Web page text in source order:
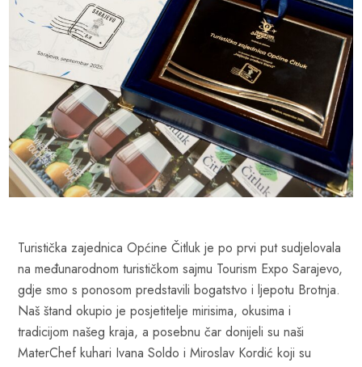
Turistička zajednica Općine Čitluk je po prvi put sudjelovala
na međunarodnom turističkom sajmu Tourism Expo Sarajevo,
gdje smo s ponosom predstavili bogatstvo i ljepotu Brotnja.
Naš štand okupio je posjetitelje mirisima, okusima i
tradicijom našeg kraja, a posebnu čar donijeli su naši
MaterChef kuhari Ivana Soldo i Miroslav Kordić koji su